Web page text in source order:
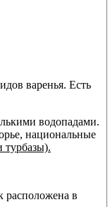
варенья. Есть
водопадами.
национальные
турбазы).
расположена в